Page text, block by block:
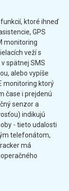
ktoré ihneď
GPS
monitoring
veží s
spätnej SMS
alebo vypíše
monitoring ktorý
čase i prejdenú
senzor a
indikujú
- tieto udalosti
telefonátom,
má